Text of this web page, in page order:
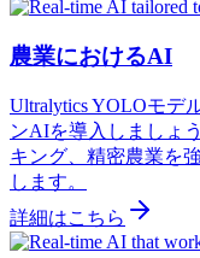
農業におけるAI
Ultralytics YOLOモデ
ンAIを導入しましょ
キング、精密農業を
します。
詳細はこちら